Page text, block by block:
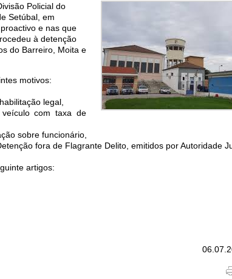
Policial do
Setúbal, em
e nas que
à detenção
do Barreiro, Moita e
motivos:
legal,
com taxa de
sobre funcionário,
fora de Flagrante Delito, emitidos por Autoridade
artigos: